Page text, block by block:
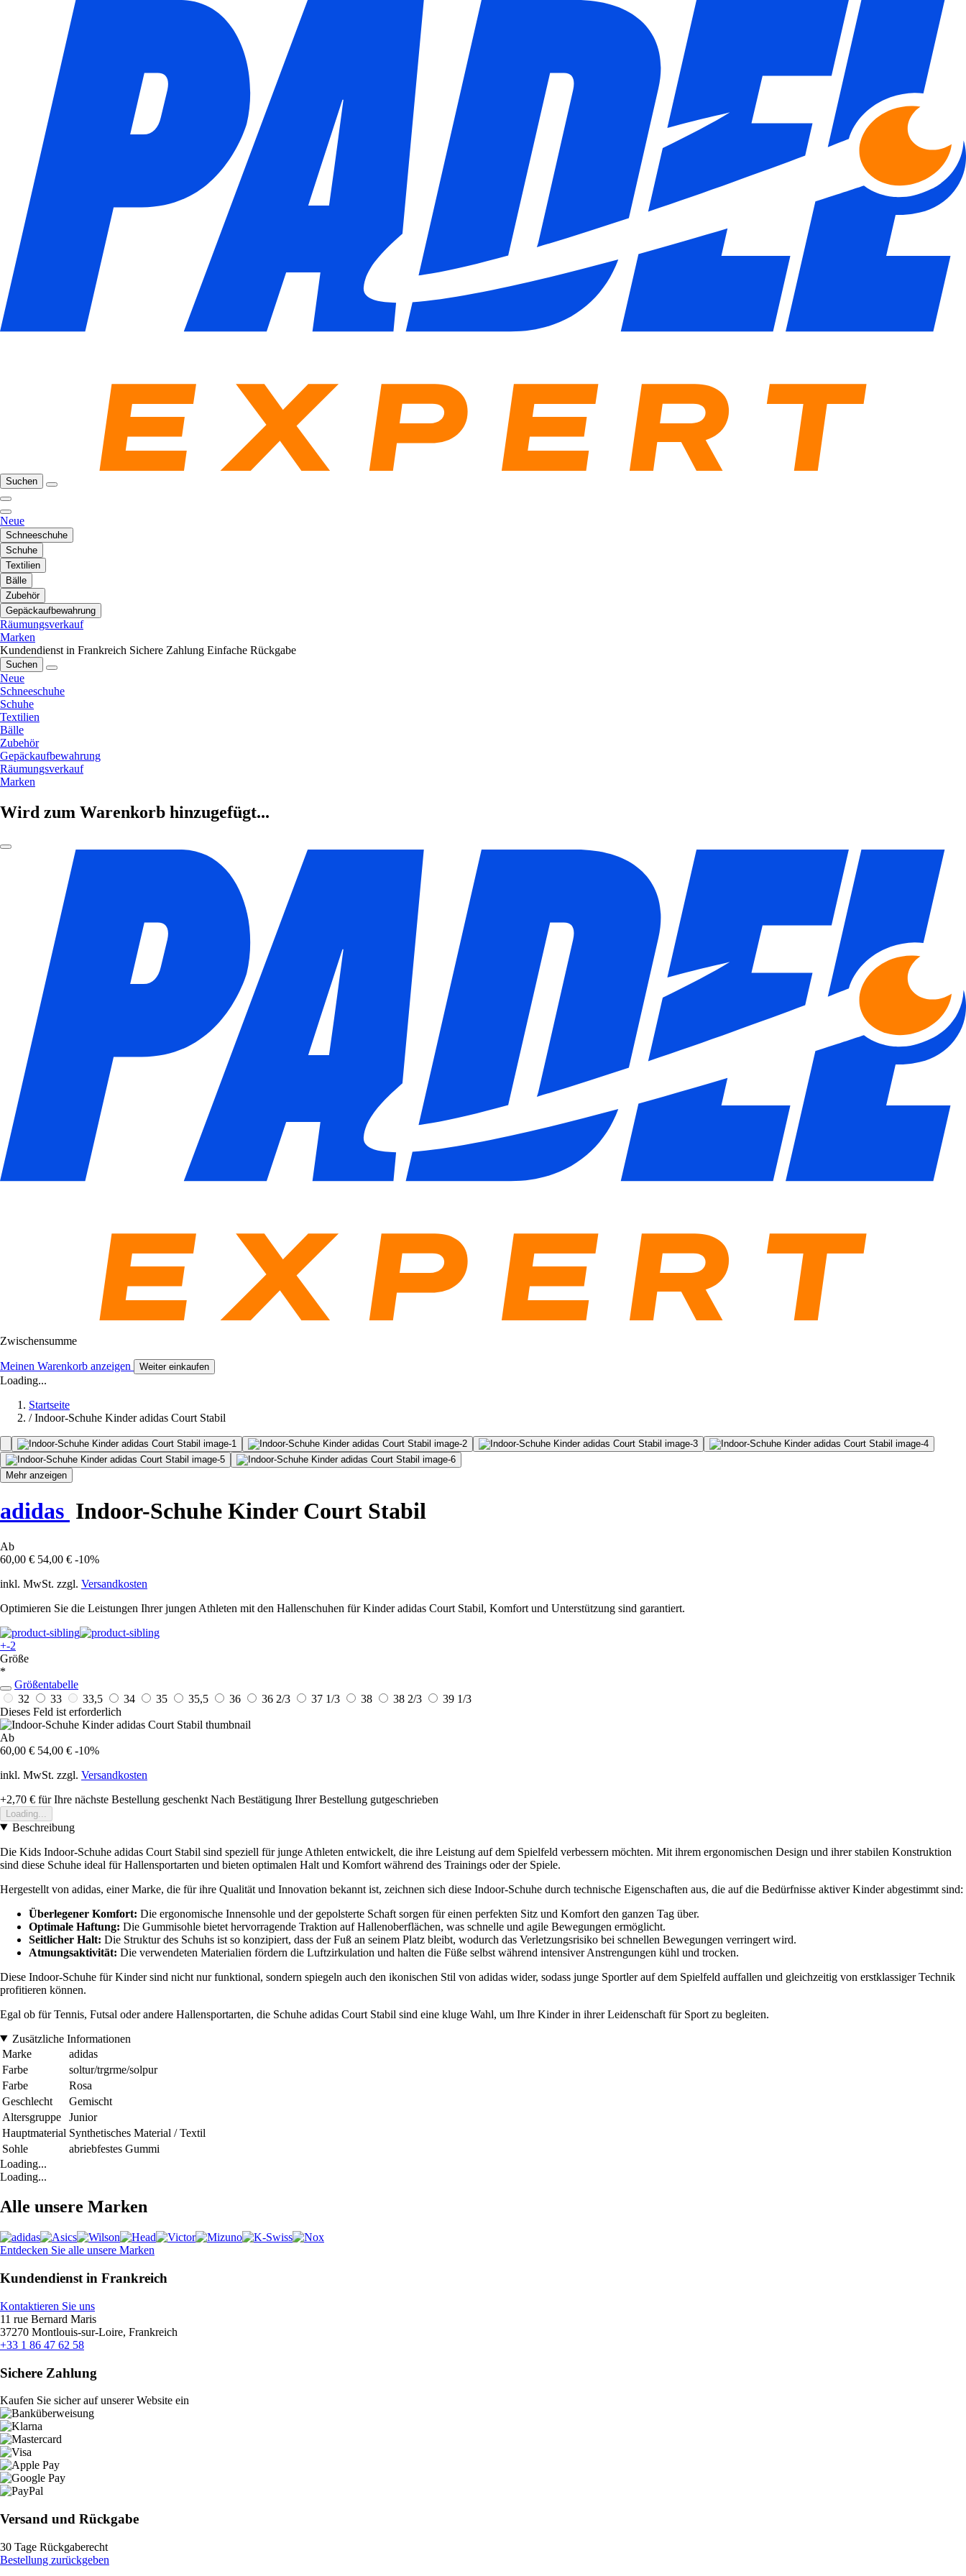
Suchen
Neue
Schneeschuhe
Schuhe
Textilien
Bälle
Zubehör
Gepäckaufbewahrung
Räumungsverkauf
Marken
Kundendienst in Frankreich Sichere Zahlung Einfache Rückgabe
Suchen
Neue
Schneeschuhe
Schuhe
Textilien
Bälle
Zubehör
Gepäckaufbewahrung
Räumungsverkauf
Marken
Wird zum Warenkorb hinzugefügt...
Zwischensumme
Meinen Warenkorb anzeigen Weiter einkaufen
Loading...
Startseite
/ Indoor-Schuhe Kinder adidas Court Stabil
Mehr anzeigen
adidas Indoor-Schuhe Kinder Court Stabil
Ab
60,00 € 54,00 € -10%
inkl. MwSt. zzgl. Versandkosten
Optimieren Sie die Leistungen Ihrer jungen Athleten mit den Hallenschuhen für Kinder adidas Court Stabil, Komfort und Unterstützung sind garantiert.
+-2
Größe
*
Größentabelle
32
33 33,5 34 35 35,5 36 36 2/3 37 1/3 38 38 2/3
39 1/3
Dieses Feld ist erforderlich
Ab
60,00 € 54,00 € -10%
inkl. MwSt. zzgl. Versandkosten
+2,70 € für Ihre nächste Bestellung geschenkt Nach Bestätigung Ihrer Bestellung gutgeschrieben
Loading...
Beschreibung
Die Kids Indoor-Schuhe adidas Court Stabil sind speziell für junge Athleten entwickelt, die ihre Leistung auf dem Spielfeld verbessern möchten. Mit ihrem ergonomischen Design und ihrer stabilen Konstruktion
sind diese Schuhe ideal für Hallensportarten und bieten optimalen Halt und Komfort während des Trainings oder der Spiele.
Hergestellt von adidas, einer Marke, die für ihre Qualität und Innovation bekannt ist, zeichnen sich diese Indoor-Schuhe durch technische Eigenschaften aus, die auf die Bedürfnisse aktiver Kinder abgestimmt sind:
Überlegener Komfort: Die ergonomische Innensohle und der gepolsterte Schaft sorgen für einen perfekten Sitz und Komfort den ganzen Tag über.
Optimale Haftung: Die Gummisohle bietet hervorragende Traktion auf Hallenoberflächen, was schnelle und agile Bewegungen ermöglicht.
Seitlicher Halt: Die Struktur des Schuhs ist so konzipiert, dass der Fuß an seinem Platz bleibt, wodurch das Verletzungsrisiko bei schnellen Bewegungen verringert wird.
Atmungsaktivität: Die verwendeten Materialien fördern die Luftzirkulation und halten die Füße selbst während intensiver Anstrengungen kühl und trocken.
Diese Indoor-Schuhe für Kinder sind nicht nur funktional, sondern spiegeln auch den ikonischen Stil von adidas wider, sodass junge Sportler auf dem Spielfeld auffallen und gleichzeitig von erstklassiger Technik
profitieren können.
Egal ob für Tennis, Futsal oder andere Hallensportarten, die Schuhe adidas Court Stabil sind eine kluge Wahl, um Ihre Kinder in ihrer Leidenschaft für Sport zu begleiten.
Zusätzliche Informationen
Marke
adidas
Farbe
soltur/trgrme/solpur
Farbe
Rosa
Geschlecht
Gemischt
Altersgruppe
Junior
Hauptmaterial Synthetisches Material / Textil
Sohle
abriebfestes Gummi
Loading...
Loading...
Alle unsere Marken
Entdecken Sie alle unsere Marken
Kundendienst in Frankreich
Kontaktieren Sie uns
11 rue Bernard Maris
37270 Montlouis-sur-Loire, Frankreich
+33 1 86 47 62 58
Sichere Zahlung
Kaufen Sie sicher auf unserer Website ein
Versand und Rückgabe
30 Tage Rückgaberecht
Bestellung zurückgeben